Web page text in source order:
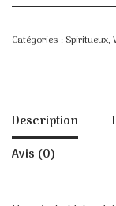
Catégories : Spiritueux,
Description
Avis (0)